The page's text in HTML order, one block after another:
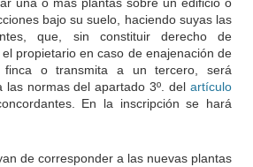
una o más plantas sobre un edificio o
bajo su suelo, haciendo suyas las
que, sin constituir derecho de
propietario en caso de enajenación de
o transmita a un tercero, será
las normas del apartado 3º. del artículo
En la inscripción se hará
de corresponder a las nuevas plantas